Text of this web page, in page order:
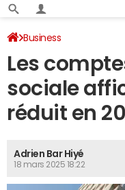
Business
Les
sociale
réduit en
Adrien Bar Hiyé
18 mars 2025 18:22